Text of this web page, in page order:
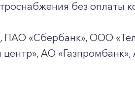
без оплаты
ПАО «Сбербанк», ООО
АО «Газпромбанк»,